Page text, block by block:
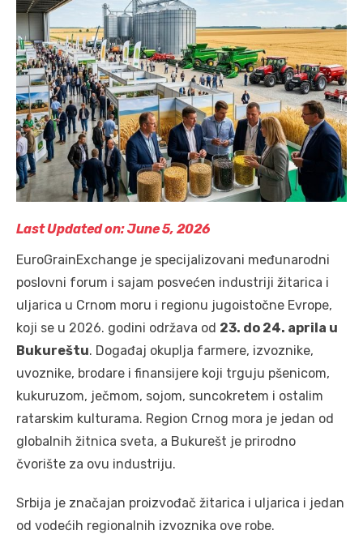
Last Updated on: June 5, 2026
EuroGrainExchange je specijalizovani međunarodni
poslovni forum i sajam posvećen industriji žitarica i
uljarica u Crnom moru i regionu jugoistočne Evrope,
koji se u 2026. godini održava od 23. do 24. aprila u
Bukureštu. Događaj okuplja farmere, izvoznike,
uvoznike, brodare i finansijere koji trguju pšenicom,
kukuruzom, ječmom, sojom, suncokretem i ostalim
ratarskim kulturama. Region Crnog mora je jedan od
globalnih žitnica sveta, a Bukurešt je prirodno
čvorište za ovu industriju.
Srbija je značajan proizvođač žitarica i uljarica i jedan
od vodećih regionalnih izvoznika ove robe.